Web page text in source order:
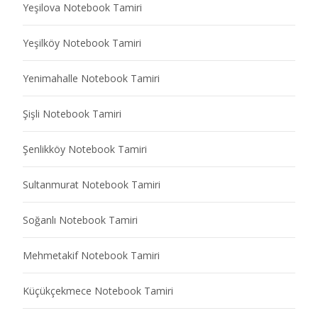
Yeşilova Notebook Tamiri
Yeşilköy Notebook Tamiri
Yenimahalle Notebook Tamiri
Şişli Notebook Tamiri
Şenlikköy Notebook Tamiri
Sultanmurat Notebook Tamiri
Soğanlı Notebook Tamiri
Mehmetakif Notebook Tamiri
Küçükçekmece Notebook Tamiri